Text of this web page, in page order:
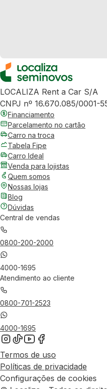
LOCALIZA Rent a Car S/A
CNPJ nº 16.670.085/0001-
Financiamento
Parcelamento no cartão
Carro na troca
Tabela Fipe
Carro Ideal
Venda para lojistas
Quem somos
Nossas lojas
Blog
Dúvidas
Central de vendas
0800-200-2000
4000-1695
Atendimento ao cliente
0800-701-2523
4000-1695
Termos de uso
Políticas de privacidade
Configurações de cookies